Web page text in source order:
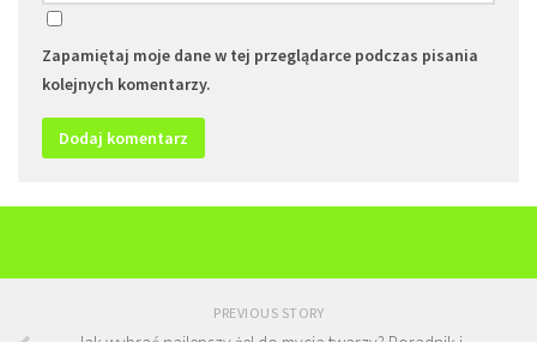
Zapamiętaj moje dane w tej przeglądarce podczas pisania
kolejnych komentarzy.
PREVIOUS STORY